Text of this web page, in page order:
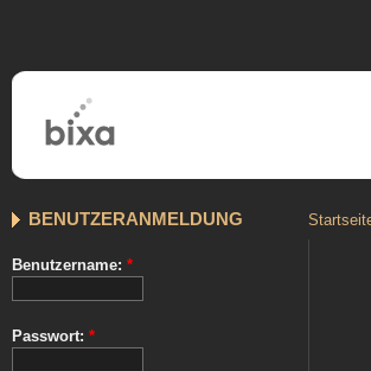
BENUTZERANMELDUNG
Benutzername: *
Passwort: *